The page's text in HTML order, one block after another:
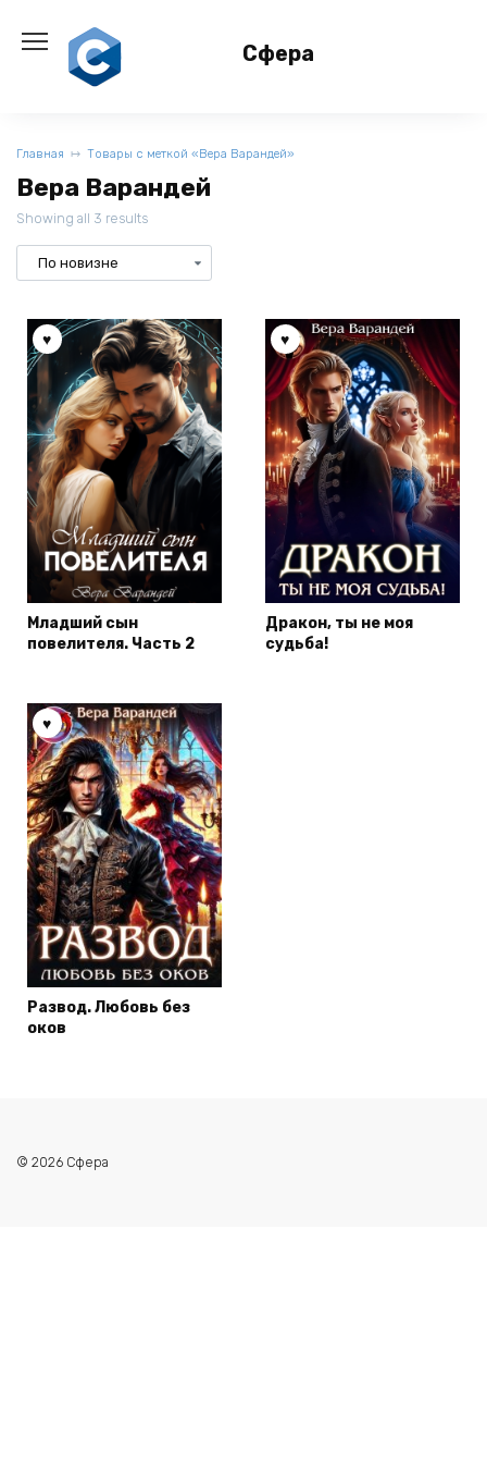
содержанию
Сфера
Главная Товары с меткой «Вера Варандей»
Вера Варандей
Showing all 3 results
Младший сын
повелителя. Часть 2
Дракон, ты не моя
судьба!
Развод. Любовь без
оков
© 2026 Сфера